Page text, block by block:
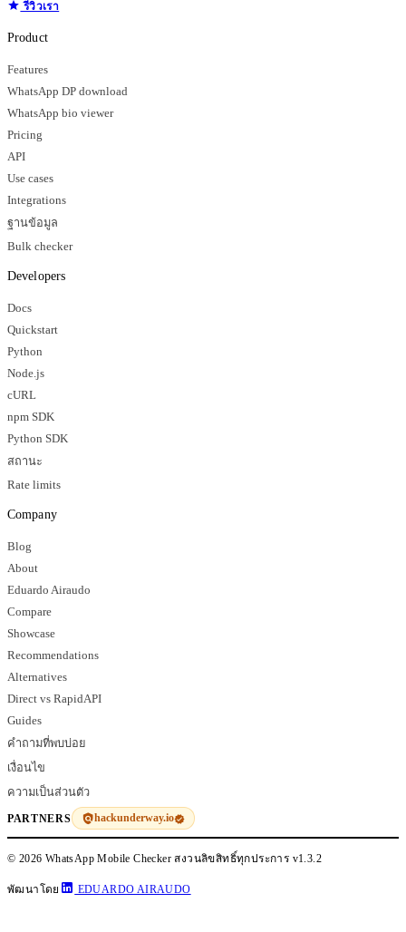
รีวิวเรา
Product
Features
WhatsApp DP download
WhatsApp bio viewer
Pricing
API
Use cases
Integrations
ฐานข้อมูล
Bulk checker
Developers
Docs
Quickstart
Python
Node.js
cURL
npm SDK
Python SDK
สถานะ
Rate limits
Company
Blog
About
Eduardo Airaudo
Compare
Showcase
Recommendations
Alternatives
Direct vs RapidAPI
Guides
คำถามที่พบบ่อย
เงื่อนไข
ความเป็นส่วนตัว
PARTNERS hackunderway.io
© 2026 WhatsApp Mobile Checker สงวนลิขสิทธิ์ทุกประการ v1.3.2
พัฒนาโดย EDUARDO AIRAUDO